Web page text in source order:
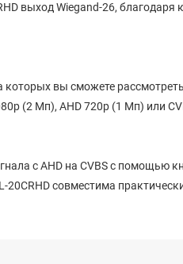
выход Wiegand-26,
которых вы сможете
(2 Мп), AHD 720p (1 Мп) или
с AHD на CVBS с помощью
20CRHD совместима